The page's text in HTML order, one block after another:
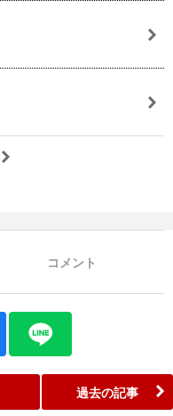
コメント
過去の記事